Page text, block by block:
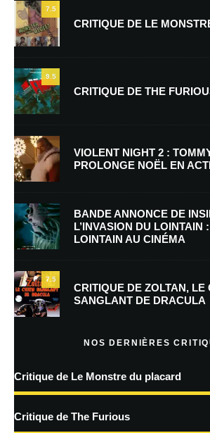
Nom*
E-mail *
Enregistrer mon nom, mon e-mail et mon site
mon prochain commentaire.
plus sur la façon dont les données de vos
7.5
CRITIQUE DE LE
9.5
CRITIQUE DE THE
VIOLENT NIGHT 2 :
PROLONGE NOËL EN
BANDE ANNONCE DE
L’INVASION DU LOINTAIN
LOINTAIN AU CINÉMA
7.5
CRITIQUE DE ZOLTAN, LE
SANGLANT DE DRACULA
NOS DERNIÈRES
Critique de Le Monstre du placard
Critique de The Furious